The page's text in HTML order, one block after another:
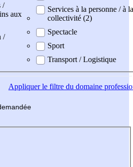
/
aux
/
Services à la personne / à la
collectivité (2)
Spectacle
Sport
Transport / Logistique
Appliquerle filtre du domaine